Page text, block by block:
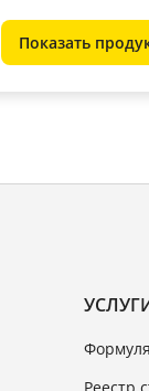
Показать